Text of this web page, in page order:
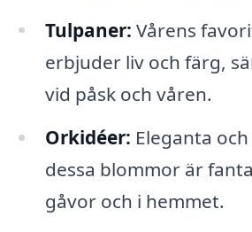
Tulpaner: Vårens
erbjuder liv och färg,
vid påsk och våren.
Orkidéer: Eleganta
dessa blommor är
gåvor och i hemmet.